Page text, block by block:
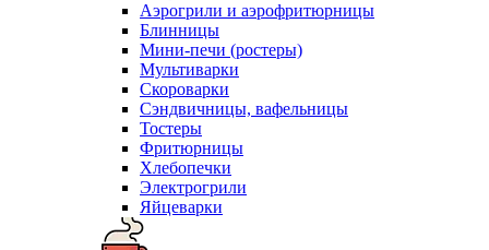
Аэрогрили и аэрофритюрницы
Блинницы
Мини-печи (ростеры)
Мультиварки
Скороварки
Сэндвичницы, вафельницы
Тостеры
Фритюрницы
Хлебопечки
Электрогрили
Яйцеварки